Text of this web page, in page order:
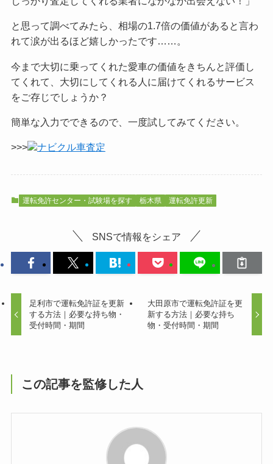
と思って調べてみたら、相場の1.7倍の価値があると言わ
れて涙が出るほど嬉しかったです……。
今まで大切に乗ってくれた愛車の価値をきちんと評価し
てくれて、大切にしてくれる人に届けてくれるサービス
をご存じでしょうか？
簡単な入力でできるので、一度試してみてください。
>>> ナビクル車査定
運転免許センター・試験場を探す 栃木県 運転免許更新
SNSで情報をシェア
足利市で運転免許証を更新
する方法｜必要な持ち物・
受付時間・期間
大田原市で運転免許証を更
新する方法｜必要な持ち
物・受付時間・期間
この記事を監修した人